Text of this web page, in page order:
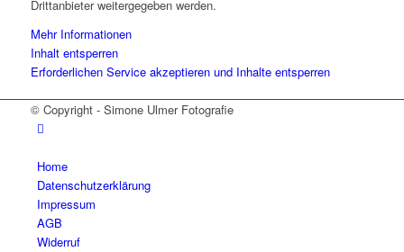
Drittanbieter weitergegeben werden.
Mehr Informationen
Inhalt entsperren
Erforderlichen Service akzeptieren und Inhalte entsperren
© Copyright - Simone Ulmer Fotografie
Home
Datenschutzerklärung
Impressum
AGB
Widerruf